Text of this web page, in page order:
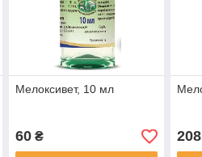
Мелоксивет, 10 мл
60₴ 208